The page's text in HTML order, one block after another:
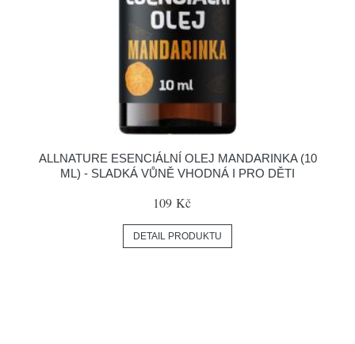
ALLNATURE ESENCIÁLNÍ OLEJ MANDARINKA (10
ML) - SLADKÁ VŮNĚ VHODNÁ I PRO DĚTI
109 Kč
DETAIL PRODUKTU